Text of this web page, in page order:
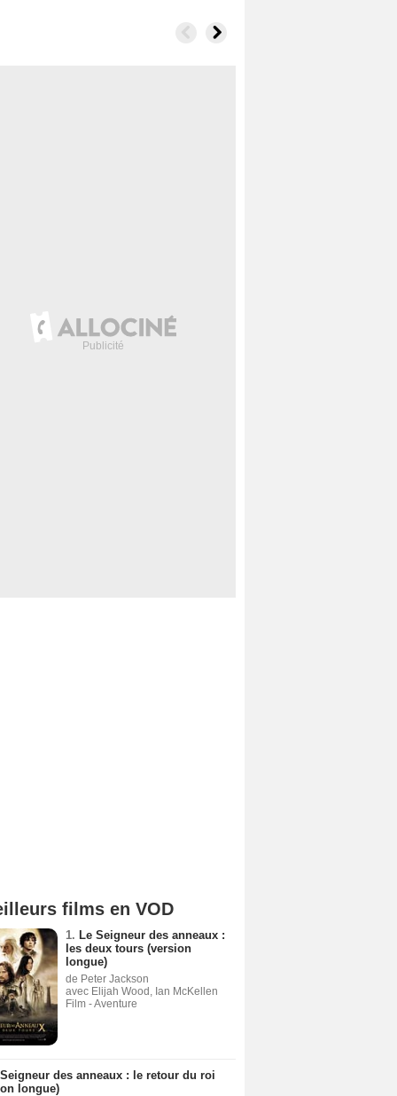
films en VOD
1. Le Seigneur des anneaux :
les deux tours (version
longue)
de Peter Jackson
avec Elijah Wood, Ian McKellen
Film - Aventure
des anneaux : le retour du roi
longue)